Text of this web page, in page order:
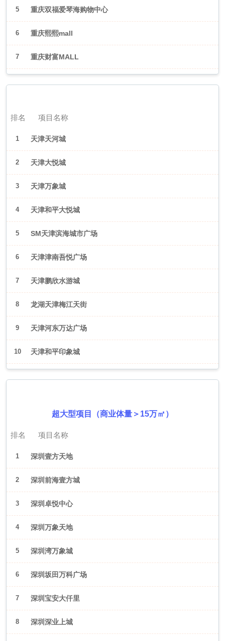
5 重庆双福爱琴海购物中心
6 重庆熙熙mall
7 重庆财富MALL
排名 项目名称
1 天津天河城
2 天津大悦城
3 天津万象城
4 天津和平大悦城
5 SM天津滨海城市广场
6 天津津南吾悦广场
7 天津鹏欣水游城
8 龙湖天津梅江天街
9 天津河东万达广场
10 天津和平印象城
超大型项目（商业体量＞15万㎡）
排名 项目名称
1 深圳壹方天地
2 深圳前海壹方城
3 深圳卓悦中心
4 深圳万象天地
5 深圳湾万象城
6 深圳坂田万科广场
7 深圳宝安大仟里
8 深圳深业上城